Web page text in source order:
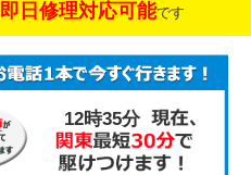
即日修理対応可能です
12時35分